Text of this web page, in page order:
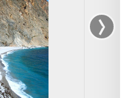
›